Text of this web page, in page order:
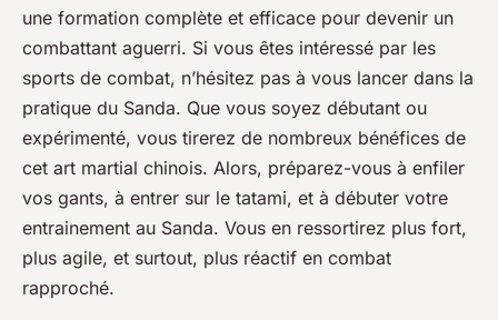
une formation complète et efficace pour devenir un
combattant aguerri. Si vous êtes intéressé par les
sports de combat, n’hésitez pas à vous lancer dans la
pratique du Sanda. Que vous soyez débutant ou
expérimenté, vous tirerez de nombreux bénéfices de
cet art martial chinois. Alors, préparez-vous à enfiler
vos gants, à entrer sur le tatami, et à débuter votre
entrainement au Sanda. Vous en ressortirez plus fort,
plus agile, et surtout, plus réactif en combat
rapproché.